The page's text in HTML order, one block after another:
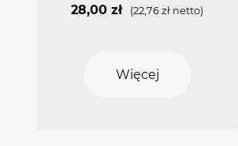
28,00zł (22,76zł netto)
Więcej